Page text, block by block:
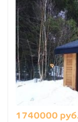
1740000